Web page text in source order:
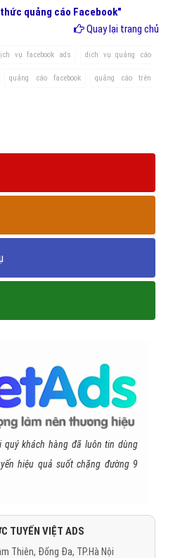
quảng cáo Facebook"
Quay lại trang chủ
vụ facebook ads dịch vụ quảng cáo
quảng cáo facebook quảng cáo trên
quý khách hàng đã luôn tin dùng
hiệu quả suốt chặng đường 9
TUYẾN VIỆT ADS
Thiên, Đống Đa, TP.Hà Nội